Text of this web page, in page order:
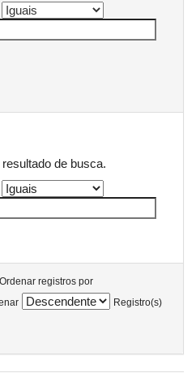
de busca.
Ordenar registros por
Registro(s)